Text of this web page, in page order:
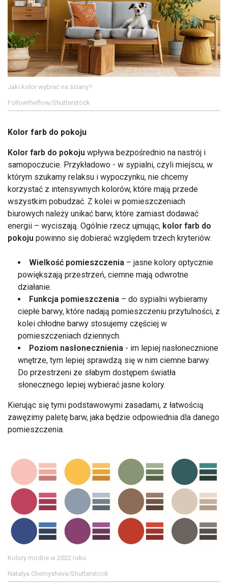
Jaki kolor wybrać na ściany?
Followtheflow/Shutterstock
Kolor farb do pokoju
Kolor farb do pokoju wpływa bezpośrednio na nastrój i
samopoczucie. Przykładowo - w sypialni, czyli miejscu, w
którym szukamy relaksu i wypoczynku, nie chcemy
korzystać z intensywnych kolorów, które mają przede
wszystkim pobudzać. Z kolei w pomieszczeniach
biurowych należy unikać barw, które zamiast dodawać
energii – wyciszają. Ogólnie rzecz ujmując, kolor farb do
pokoju powinno się dobierać względem trzech kryteriów:
Wielkość pomieszczenia – jasne kolory optycznie
powiększają przestrzeń, ciemne mają odwrotne
działanie.
Funkcja pomieszczenia – do sypialni wybieramy
ciepłe barwy, które nadają pomieszczeniu przytulności, z
kolei chłodne barwy stosujemy częściej w
pomieszczeniach dziennych.
Poziom nasłonecznienia - im lepiej nasłonecznione
wnętrze, tym lepiej sprawdzą się w nim ciemne barwy.
Do przestrzeni ze słabym dostępem światła
słonecznego lepiej wybierać jasne kolory.
Kierując się tymi podstawowymi zasadami, z łatwością
zawęzimy paletę barw, jaka będzie odpowiednia dla danego
pomieszczenia.
Kolory modne w 2022 roku
Natalya Chernysheva/Shutterstock